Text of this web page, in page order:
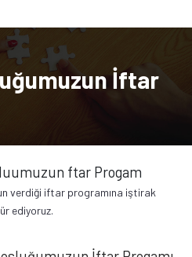
İftar
verdiği iftar programına iştirak
ediyoruz.